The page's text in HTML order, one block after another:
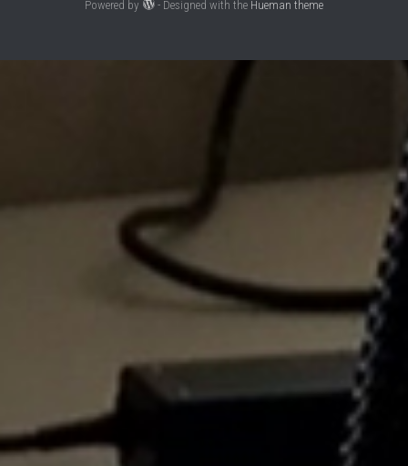
Powered by - Designed with the Hueman theme